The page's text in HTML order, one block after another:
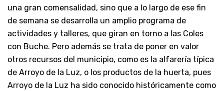
una gran comensalidad, sino que a lo largo de ese fin
de semana se desarrolla un amplio programa de
actividades y talleres, que giran en torno a las Coles
con Buche. Pero además se trata de poner en valor
otros recursos del municipio, como es la alfarería típica
de Arroyo de la Luz, o los productos de la huerta, pues
Arroyo de la Luz ha sido conocido históricamente como